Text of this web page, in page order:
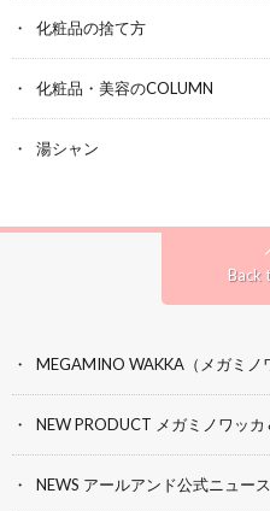
化粧品の捨て方
化粧品・美容のCOLUMN
湯シャン
Back
MEGAMINO WAKKA（メガミ
NEW PRODUCT メガミノワッ
NEWS アールアンド公式ニュー